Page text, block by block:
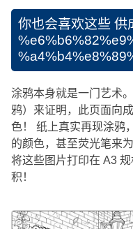
你也会喜欢这些 供
涂鸦本身就是一门艺术
鸦）来证明，此页面向
色！ 纸上真实再现涂鸦
的颜色，甚至荧光笔来
将这些图片打印在 A3
积！